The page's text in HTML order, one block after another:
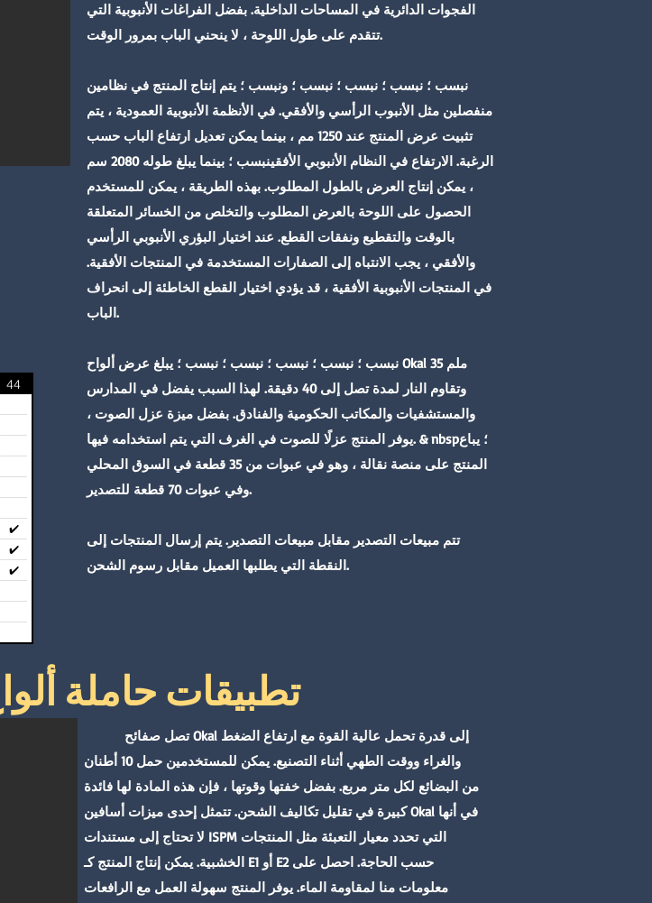
44
✔️
✔️
✔️
الفجوات الدائرية في المساحات الداخلية. بفضل الفراغات الأنبوبية التي
تتقدم على طول اللوحة ، لا ينحني الباب بمرور الوقت.
نبسب ؛ نبسب ؛ نبسب ؛ نبسب ؛ ونبسب ؛ يتم إنتاج المنتج في نظامين
منفصلين مثل الأنبوب الرأسي والأفقي. في الأنظمة الأنبوبية العمودية ، يتم
تثبيت عرض المنتج عند 1250 مم ، بينما يمكن تعديل ارتفاع الباب حسب
الرغبة. الارتفاع في النظام الأنبوبي الأفقي
نبسب ؛ بينما يبلغ طوله 2080 سم
، يمكن إنتاج العرض بالطول المطلوب. بهذه الطريقة ، يمكن للمستخدم
الحصول على اللوحة بالعرض المطلوب والتخلص من الخسائر المتعلقة
بالوقت والتقطيع ونفقات القطع. عند اختيار البؤري الأنبوبي الرأسي
والأفقي ، يجب الانتباه إلى الصفارات المستخدمة في المنتجات الأفقية.
في المنتجات الأنبوبية الأفقية ، قد يؤدي اختيار القطع الخاطئة إلى انحراف
الباب.
نبسب ؛ نبسب ؛ نبسب ؛ نبسب ؛ نبسب ؛ يبلغ عرض ألواح Okal 35 ملم
وتقاوم النار لمدة تصل إلى 40 دقيقة. لهذا السبب يفضل في المدارس
والمستشفيات والمكاتب الحكومية والفنادق. بفضل ميزة عزل الصوت ،
يوفر المنتج عزلًا للصوت في الغرف التي يتم استخدامه فيها. & nbsp؛ يباع
المنتج على منصة نقالة ، وهو في عبوات من 35 قطعة في السوق المحلي
وفي عبوات 70 قطعة للتصدير.
تتم مبيعات التصدير مقابل مبيعات التصدير. يتم إرسال المنتجات إلى
النقطة التي يطلبها العميل مقابل رسوم الشحن.
تطبيقات حاملة
والغراء ووقت الطهي أثناء التصنيع. يمكن للمستخدمين حمل 10 أطنان
من البضائع لكل متر مربع. بفضل خفتها وقوتها ، فإن هذه المادة لها فائدة
كبيرة في تقليل تكاليف الشحن. تتمثل إحدى ميزات أسافين Okal في أنها
لا تحتاج إلى مستندات ISPM التي تحدد معيار التعبئة مثل المنتجات
الخشبية. يمكن إنتاج المنتج كـ E1 أو E2 حسب الحاجة. احصل على
معلومات منا لمقاومة الماء. يوفر المنتج سهولة العمل مع الرافعات